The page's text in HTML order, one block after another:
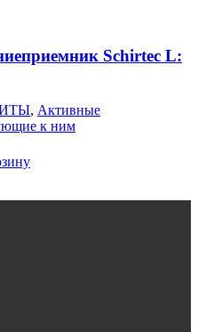
Schirtec L:
, Активные
к ним